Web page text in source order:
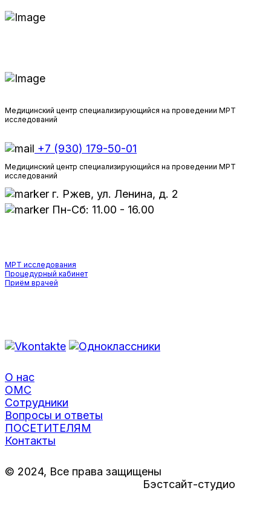
Медицинский центр специализирующийся на проведении МРТ
исследований
+7 (930) 179-50-01
Медицинский центр специализирующийся на проведении МРТ
исследований
г. Ржев, ул. Ленина, д. 2
Пн-Сб: 11.00 - 16.00
МРТ исследования
Процедурный кабинет
Приём врачей
О нас
ОМС
Сотрудники
Вопросы и ответы
ПОСЕТИТЕЛЯМ
Контакты
© 2024, Все права защищены
Бэстсайт-студио